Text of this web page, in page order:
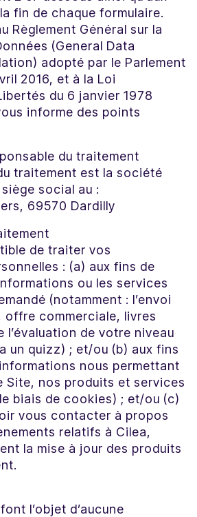
fin de chaque formulaire.
Règlement Général sur la
(General Data
adopté par le Parlement
2016, et à la Loi
du 6 janvier 1978
informe des points
du traitement
traitement est la société
social au :
69570 Dardilly
de traiter vos
: (a) aux fins de
ou les services
(notamment : l’envoi
offre commerciale, livres
l’évaluation de votre niveau
un quizz) ; et/ou (b) aux fins
nous permettant
Site, nos produits et services
biais de cookies) ; et/ou (c)
vous contacter à propos
relatifs à Cilea,
la mise à jour des produits
l’objet d’aucune